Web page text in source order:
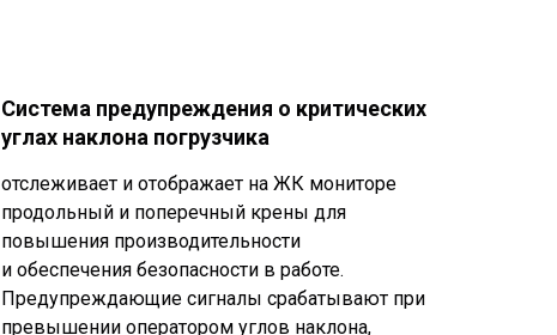
Система предупреждения о критических
углах наклона погрузчика
отслеживает и отображает на ЖК мониторе
продольный и поперечный крены для
повышения производительности
и обеспечения безопасности в работе.
Предупреждающие сигналы срабатывают при
превышении оператором углов наклона,